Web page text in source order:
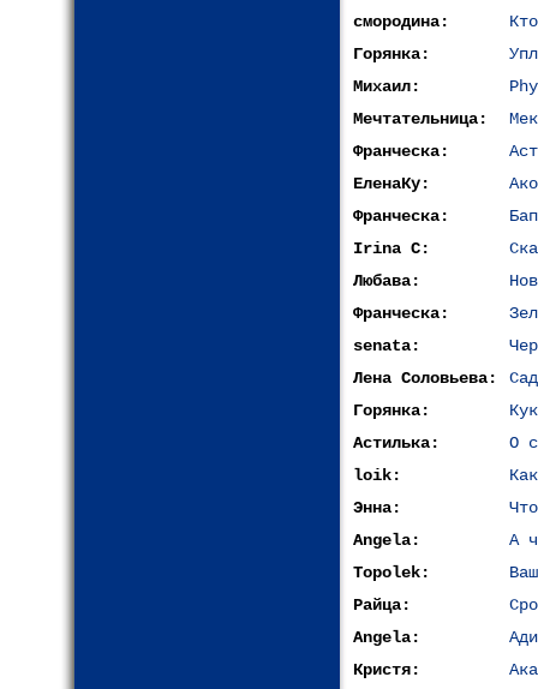
смородина:
Горянка:
Михаил:
Мечтательница:
Франческа:
ЕленаКу:
Франческа:
Irina C:
Любава:
Франческа:
senata:
Лена Соловьева:
Горянка:
Астилька:
О
loik:
Энна:
Angela:
А
Topolek:
Райца:
Angela:
Кристя: